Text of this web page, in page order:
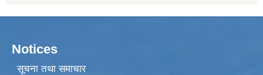
Notices
सूचना तथा समाचार